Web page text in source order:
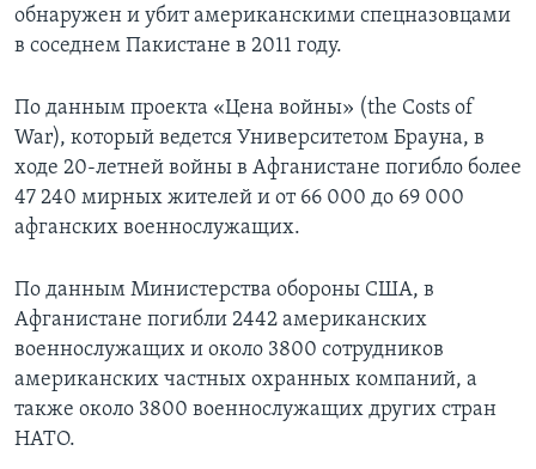
обнаружен и убит американскими спецназовцами
в соседнем Пакистане в 2011 году.
По данным проекта «Цена войны» (the Costs of
War), который ведется Университетом Брауна, в
ходе 20-летней войны в Афганистане погибло более
47 240 мирных жителей и от 66 000 до 69 000
афганских военнослужащих.
По данным Министерства обороны США, в
Афганистане погибли 2442 американских
военнослужащих и около 3800 сотрудников
американских частных охранных компаний, а
также около 3800 военнослужащих других стран
НАТО.